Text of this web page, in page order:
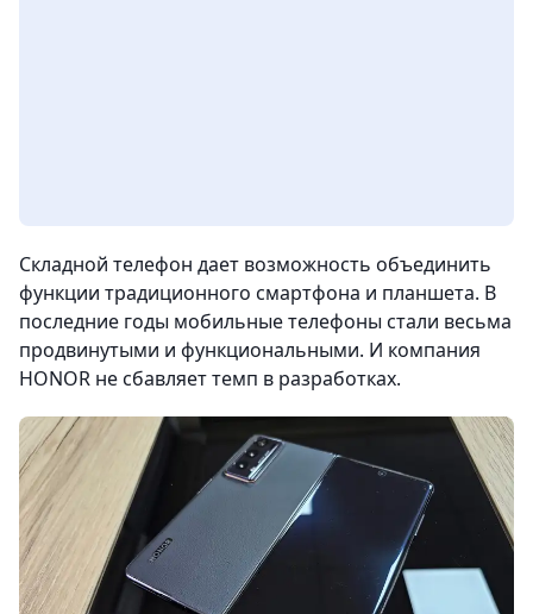
Складной телефон дает возможность объединить
функции традиционного смартфона и планшета. В
последние годы мобильные телефоны стали весьма
продвинутыми и функциональными. И компания
HONOR не сбавляет темп в разработках.